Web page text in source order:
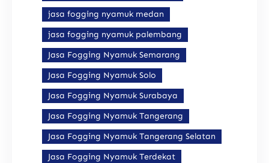
jasa fogging nyamuk medan
jasa fogging nyamuk palembang
Jasa Fogging Nyamuk Semarang
Jasa Fogging Nyamuk Solo
Jasa Fogging Nyamuk Surabaya
Jasa Fogging Nyamuk Tangerang
Jasa Fogging Nyamuk Tangerang Selatan
Jasa Fogging Nyamuk Terdekat